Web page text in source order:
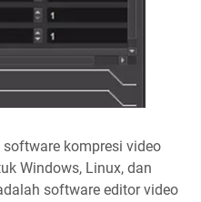
kompresi video
Windows, Linux, dan
software editor video